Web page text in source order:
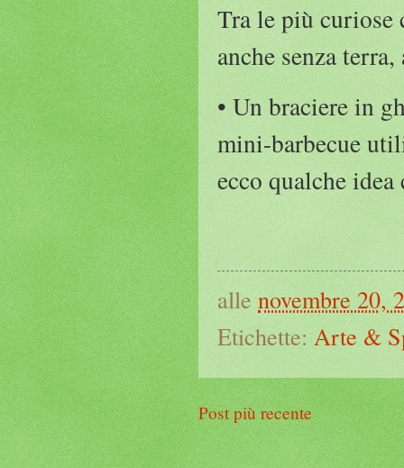
Tra le più
anche senza
• Un braciere in
mini-barbecue
ecco qualche
alle novembre 20,
Etichette: Arte &
Post più recente